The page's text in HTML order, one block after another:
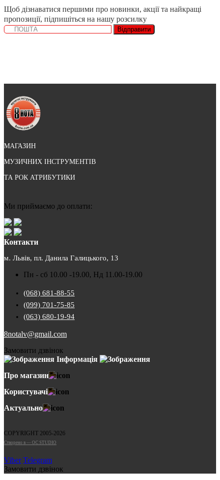
Щоб дізнаватися першими про новинки, акції та найкращі
пропозиції, підпишіться на нашу розсилку
Відправити
МАГАЗИН
МУЗИЧНИХ ІНСТРУМЕНТІВ
ТА РОК АТРИБУТИКИ
Ми приймаємо до оплати:
Контакти
м. Львів, пл. Данила Галицького, 13
Пн - сб 10.00 -19.00, Нд 11.00-19.00
(068) 681-88-55
(099) 701-75-85
(063) 680-19-94
8notalv@gmail.com
Замовити дзвінок
Інформація
Про магазин
Користувачі
Актуально
COPYRIGHT 2005-2026
Cтворено в — OC STUDIO
Viber Telegram
Замовити дзвінок